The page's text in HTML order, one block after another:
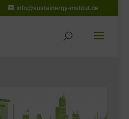
info@sustainergy-institut.de